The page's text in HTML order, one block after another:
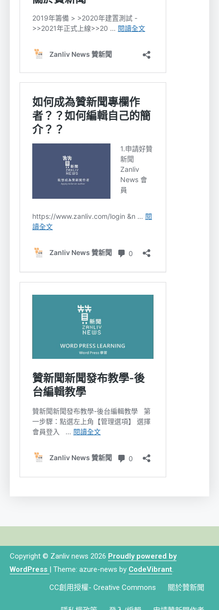
Copyright © Zanliv news 2026 Proudly powered by
WordPress | Theme: azure-news by CodeVibrant.
CC創用授權- Creative Commons 關於贊新聞